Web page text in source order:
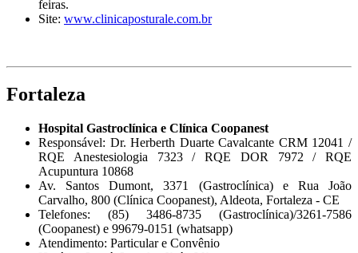
feiras.
Site: www.clinicaposturale.com.br
Fortaleza
Hospital Gastroclínica e Clínica Coopanest
Responsável: Dr. Herberth Duarte Cavalcante CRM 12041 /
RQE Anestesiologia 7323 / RQE DOR 7972 / RQE
Acupuntura 10868
Av. Santos Dumont, 3371 (Gastroclínica) e Rua João
Carvalho, 800 (Clínica Coopanest), Aldeota, Fortaleza - CE
Telefones: (85) 3486-8735 (Gastroclínica)/3261-7586
(Coopanest) e 99679-0151 (whatsapp)
Atendimento: Particular e Convênio